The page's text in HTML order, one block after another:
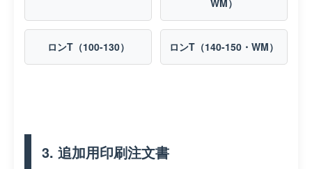
WM）
ロンT（100-130） ロンT（140-150・WM）
3. 追加用印刷注文書